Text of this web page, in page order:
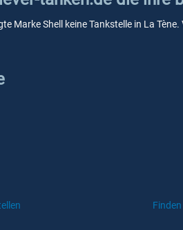
Marke Shell keine Tankstelle in La